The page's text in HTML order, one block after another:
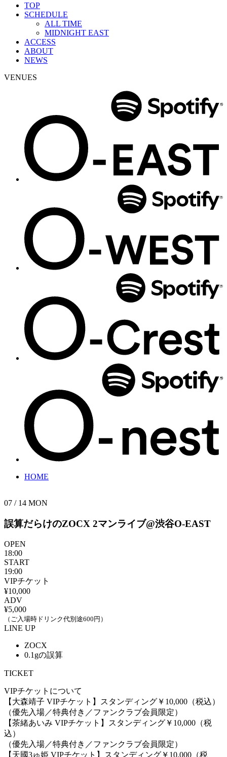
TOP
SCHEDULE
ALL TIME
MIDNIGHT EAST
ACCESS
ABOUT
NEWS
VENUES
HOME
07 / 14 MON
誤算だらけのZOCX 2マンライブ@渋谷O-EAST
OPEN
18:00
START
19:00
VIPチケット
¥10,000
ADV
¥5,000
（ご入場時ドリンク代別途600円）
LINE UP
ZOCX
0.1gの誤算
TICKET
VIPチケットについて
【大森靖子 VIPチケット】スタンディング￥10,000（税込）
（優先入場／特典付き／ファンクラブ会員限定）
【茶緒あいみ VIPチケット】スタンディング￥10,000（税
込）
（優先入場／特典付き／ファンクラブ会員限定）
【天國3ゅ姫 VIPチケット】スタンディング￥10,000（税